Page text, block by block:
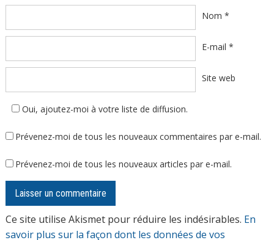
Nom *
E-mail *
Site web
Oui, ajoutez-moi à votre liste de diffusion.
Prévenez-moi de tous les nouveaux commentaires par e-mail.
Prévenez-moi de tous les nouveaux articles par e-mail.
Ce site utilise Akismet pour réduire les indésirables. En
savoir plus sur la façon dont les données de vos